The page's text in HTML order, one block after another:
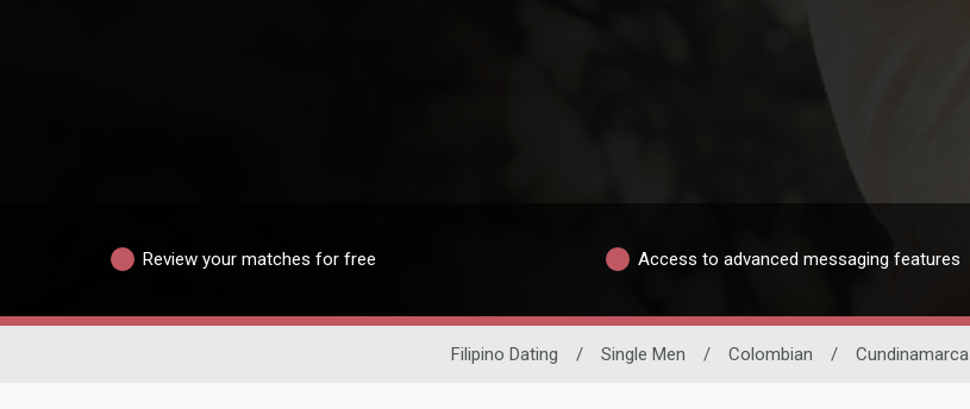
Review your matches for free Access to advanced messaging features
Filipino Dating / Single Men / Colombian / Cundinamarca